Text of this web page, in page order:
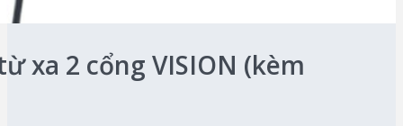
xa 2 cổng VISION (kèm